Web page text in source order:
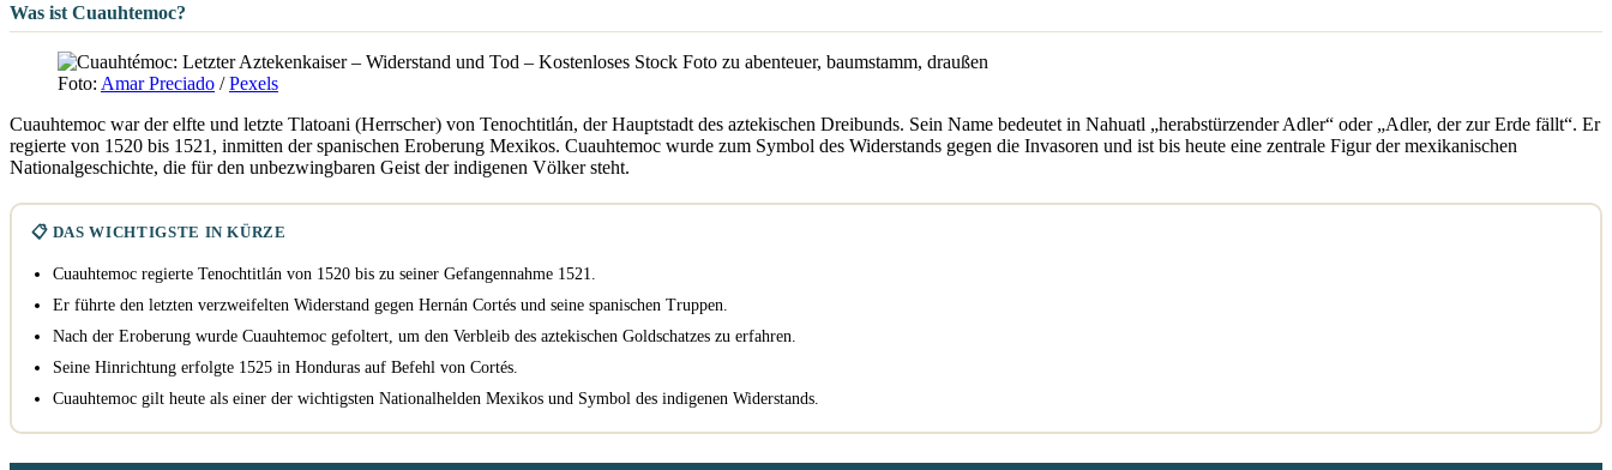
Was ist Cuauhtemoc?
Foto: Amar Preciado /Pexels
Cuauhtemoc war der elfte und letzte Tlatoani (Herrscher) von Tenochtitlán, der Hauptstadt des aztekischen Dreibunds. Sein Name bedeutet in Nahuatl „herabstürzender Adler“ oder „Adler, der zur Erde fällt“. Er
regierte von 1520 bis 1521, inmitten der spanischen Eroberung Mexikos. Cuauhtemoc wurde zum Symbol des Widerstands gegen die Invasoren und ist bis heute eine zentrale Figur der mexikanischen
Nationalgeschichte, die für den unbezwingbaren Geist der indigenen Völker steht.
📋 DAS WICHTIGSTE IN KÜRZE
Cuauhtemoc regierte Tenochtitlán von 1520 bis zu seiner Gefangennahme 1521.
Er führte den letzten verzweifelten Widerstand gegen Hernán Cortés und seine spanischen Truppen.
Nach der Eroberung wurde Cuauhtemoc gefoltert, um den Verbleib des aztekischen Goldschatzes zu erfahren.
Seine Hinrichtung erfolgte 1525 in Honduras auf Befehl von Cortés.
Cuauhtemoc gilt heute als einer der wichtigsten Nationalhelden Mexikos und Symbol des indigenen Widerstands.